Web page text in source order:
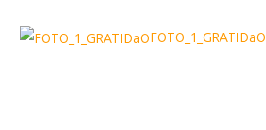
FOTO_1_GRATIDaO